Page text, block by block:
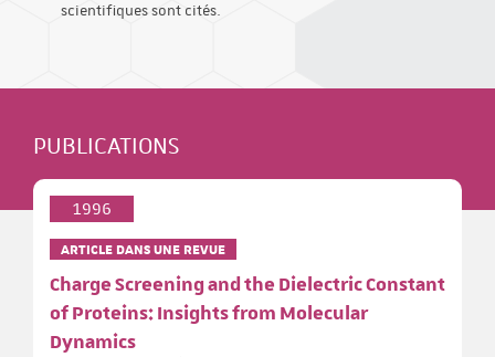
scientifiques sont cités.
PUBLICATIONS
1996
ARTICLE DANS UNE REVUE
Charge Screening and the Dielectric Constant
of Proteins: Insights from Molecular
Dynamics